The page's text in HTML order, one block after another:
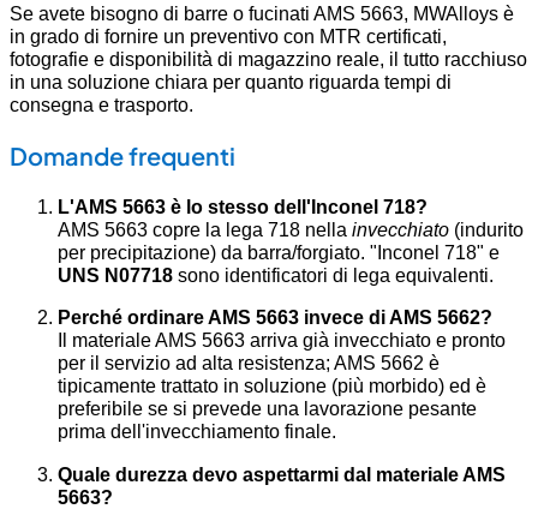
Se avete bisogno di barre o fucinati AMS 5663, MWAlloys è
in grado di fornire un preventivo con MTR certificati,
fotografie e disponibilità di magazzino reale, il tutto racchiuso
in una soluzione chiara per quanto riguarda tempi di
consegna e trasporto.
Domande frequenti
L'AMS 5663 è lo stesso dell'Inconel 718?
AMS 5663 copre la lega 718 nella invecchiato (indurito
per precipitazione) da barra/forgiato. "Inconel 718" e
UNS N07718 sono identificatori di lega equivalenti.
Perché ordinare AMS 5663 invece di AMS 5662?
Il materiale AMS 5663 arriva già invecchiato e pronto
per il servizio ad alta resistenza; AMS 5662 è
tipicamente trattato in soluzione (più morbido) ed è
preferibile se si prevede una lavorazione pesante
prima dell'invecchiamento finale.
Quale durezza devo aspettarmi dal materiale AMS
5663?